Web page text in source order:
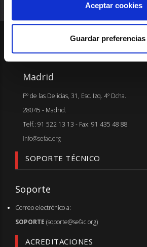
Aceptar cookies
Guardar preferencias
Madrid
Pº de las Delicias, 31, Esc. Izq. 4º Dcha.
28045 - Madrid.
Telf.: 91 522 13 13 - Fax: 91 435 48 88
info@sefac.org
SOPORTE TÉCNICO
Soporte
Correo electrónico a:
SOPORTE (soporte@sefac.org)
ACREDITACIONES